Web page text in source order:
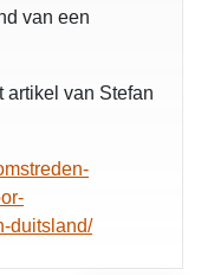
van een
artikel van Stefan
duitsland/